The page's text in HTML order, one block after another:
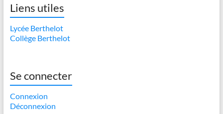
Liens utiles
Lycée Berthelot
Collège Berthelot
Se connecter
Connexion
Déconnexion